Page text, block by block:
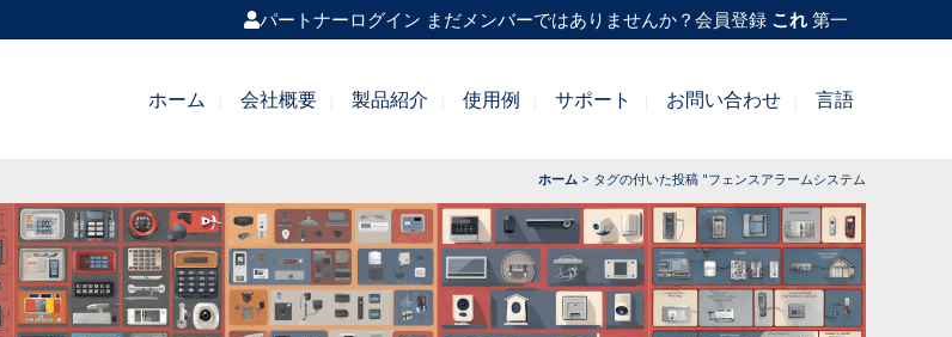
パートナーログイン まだメンバーではありませんか？会員登録 これ第一
ホーム 会社概要 製品紹介 使用例 サポート お問い合わせ 言語
ホーム > タグの付いた投稿 "フェンスアラームシステム